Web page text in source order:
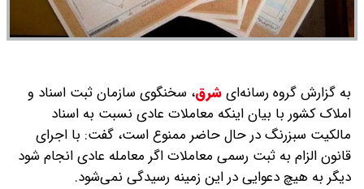
به گزارش گروه رسانه‌ایشرق، سخنگوی سازمان ثبت اسناد و
املاک کشور با بیان اینکه معاملات عادی نسبت به اسناد
مالکیت سبزرنگ در حال حاضر ممنوع است، گفت: با اجرای
قانون الزام به ثبت رسمی معاملات اگر معامله عادی انجام شود
دیگر به هیچ دعوایی در این زمینه رسیدگی نمی‌شود.